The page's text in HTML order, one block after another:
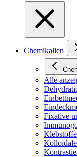
Chemikalien
Alle
Fixative